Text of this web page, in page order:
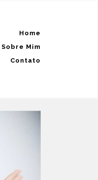
Home
Sobre Mim
Contato